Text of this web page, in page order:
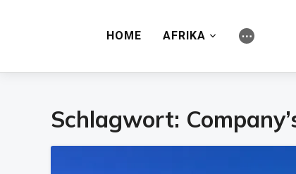
HOME AFRIKA ⋯
Schlagwort: